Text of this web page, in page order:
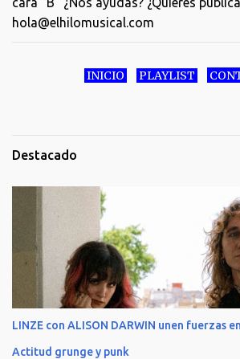
hola@elhilomusical.com
INICIO PLAYLIST
Destacado
LINZE con ALISON DARWIN unen fuerzas
Actitud grunge y punk